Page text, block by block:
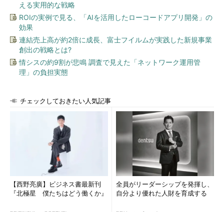
える実用的な戦略
ROIの実例で見る、「AIを活用したローコードアプリ開発」の
効果
連結売上高が約2倍に成長、富士フイルムが実践した新規事業
創出の戦略とは?
情シスの約9割が悲鳴 調査で見えた「ネットワーク運用管
理」の負担実態
チェックしておきたい人気記事
【西野亮廣】ビジネス書最新刊
『北極星 僕たちはどう働くか』
全員がリーダーシップを発揮し、
自分より優れた人財を育成する